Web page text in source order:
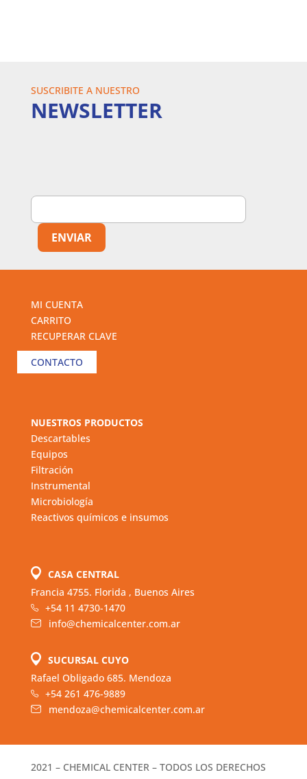
SUSCRIBITE A NUESTRO
NEWSLETTER
MI CUENTA
CARRITO
RECUPERAR CLAVE
CONTACTO
NUESTROS PRODUCTOS
Descartables
Equipos
Filtración
Instrumental
Microbiología
Reactivos químicos e insumos
CASA CENTRAL
Francia 4755. Florida , Buenos Aires
+54 11 4730-1470
info@chemicalcenter.com.ar
SUCURSAL CUYO
Rafael Obligado 685. Mendoza
+54 261 476-9889
mendoza@chemicalcenter.com.ar
2021 – CHEMICAL CENTER – TODOS LOS DERECHOS